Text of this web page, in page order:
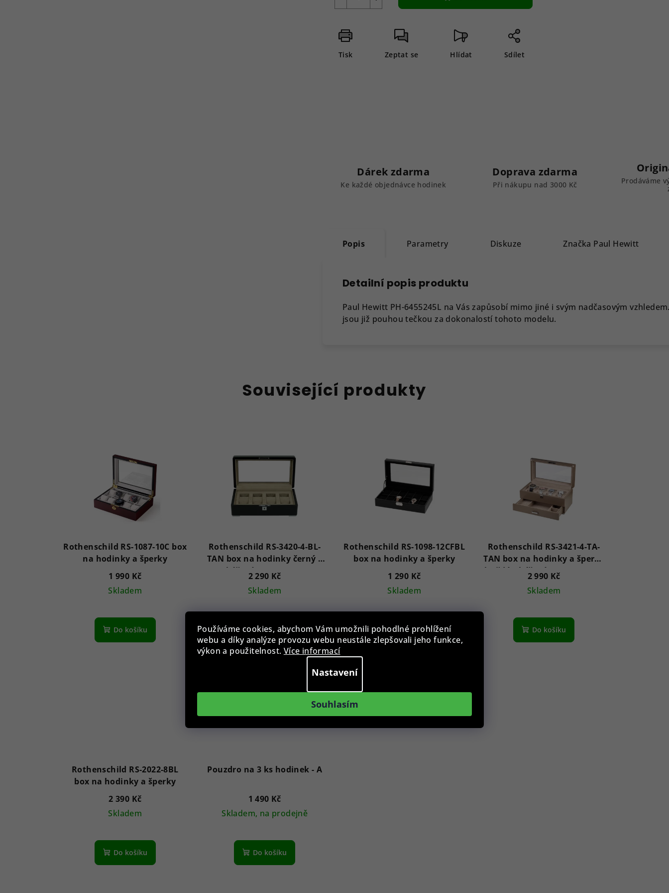
Používáme cookies, abychom Vám umožnili pohodlné prohlížení
webu a díky analýze provozu webu neustále zlepšovali jeho funkce,
výkon a použitelnost. Více informací
Nastavení
Souhlasím
Tisk Zeptat se Hlídat Sdílet
Dárek zdarma
Ke každé objednávce hodinek
Doprava zdarma
Při nákupu nad 3000 Kč
Prodáváme
Popis Parametry Diskuze Značka Paul Hewitt
Detailní popis produktu
Paul Hewitt PH-6455245L na Vás zapůsobí mimo jiné i svým nadčasovým
jsou již pouhou tečkou za dokonalostí tohoto modelu.
Související produkty
Rothenschild RS-1087-10C box
na hodinky a šperky
1 990 Kč
Skladem
Do košíku
Rothenschild RS-3420-4-BL-
TAN box na hodinky černý s
béžovým sametem
2 290 Kč
Skladem
Do košíku
Rothenschild RS-1098-12CFBL
box na hodinky a šperky
1 290 Kč
Skladem
Do košíku
Rothenschild RS-3421-4-TA-
TAN box na hodinky a šperky
hnědý s béžovým sametem +
šuplík
2 990 Kč
Skladem
Do košíku
Rothenschild RS-2022-8BL
box na hodinky a šperky
2 390 Kč
Skladem
Do košíku
Pouzdro na 3 ks hodinek - A
1 490 Kč
Skladem, na prodejně
Do košíku